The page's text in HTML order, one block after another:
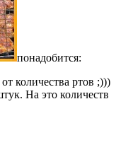
понадобится:
количества ртов ;)))
На это количеств